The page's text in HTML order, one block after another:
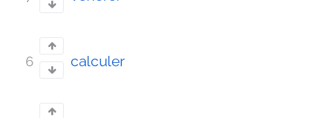
6 calculer